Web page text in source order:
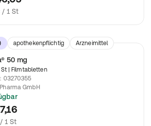
/ 1 St
apothekenpflichtig Arzneimittel
50 mg
| Filmtabletten
: 03270355
GmbH
Arzneimittel
1 St